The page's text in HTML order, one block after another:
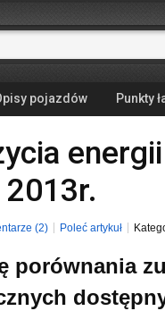
pojazdów Punkty
(2) Poleć artykuł
porównania